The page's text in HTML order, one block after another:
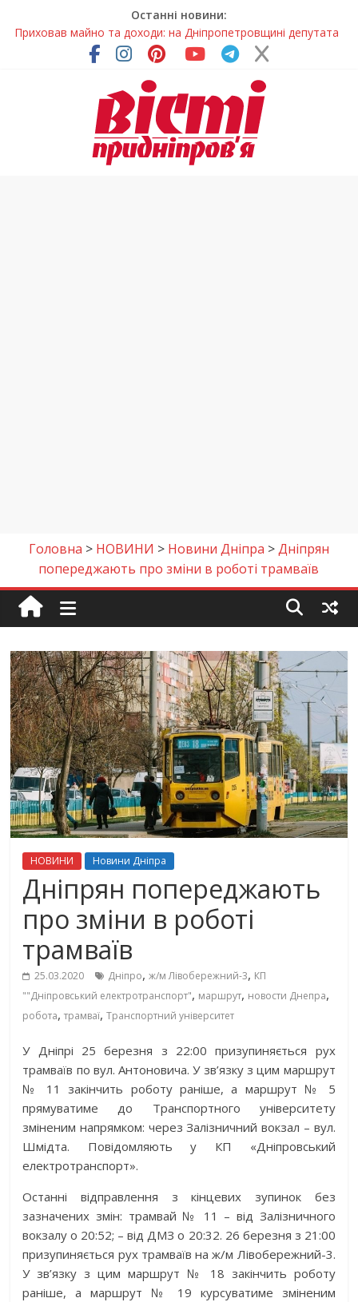
Останні новини:
Приховав майно та доходи: на Дніпропетровщині депутата
сільради визнали винним
На Дніпропетровщині зафіксували рясне цвітіння рідкісних
У Дніпрі змагалися найсильніші яхтсмени України (фото)
Гречана каша з овочами і яйцем: легкий домашній рецепт
Спортсменка з Кам’янського встановила рекорд
Дніпропетровщини з пауерліфтингу
Головна > НОВИНИ > Новини Дніпра >Дніпрян
попереджають про зміни в роботі трамваїв
НОВИНИ Новини Дніпра
Дніпрян попереджають
про зміни в роботі
трамваїв
25.03.2020 Дніпро,ж/м Лівобережний-3, КП
""Дніпровський електротранспорт", маршрут, новости Днепра,
робота,трамваї,Транспортний університет
У Дніпрі 25 березня з 22:00 призупиняється рух
трамваїв по вул. Антоновича. У зв’язку з цим маршрут
№ 11 закінчить роботу раніше, а маршрут № 5
прямуватиме до Транспортного університету
зміненим напрямком: через Залізничний вокзал – вул.
Шмідта. Повідомляють у КП «Дніпровський
електротранспорт».
Останні відправлення з кінцевих зупинок без
зазначених змін: трамвай № 11 – від Залізничного
вокзалу о 20:52; – від ДМЗ о 20:32. 26 березня з 21:00
призупиняється рух трамваїв на ж/м Лівобережний-3.
У зв’язку з цим маршрут № 18 закінчить роботу
раніше, а маршрут № 19 курсуватиме зміненим